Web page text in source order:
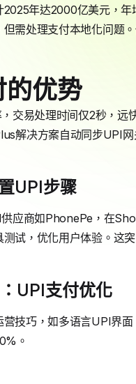
2025年达2000亿美元，年
但需处理支付本地化问题
的优势
交易处理时间仅2秒，
解决方案自动同步UPI网
UPI步骤
应商如PhonePe，在
试，优化用户体验。这
UPI支付优化
营技巧，如多语言UPI界
。